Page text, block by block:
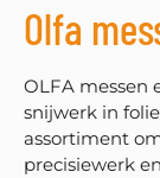
Olfa
OLFA messen
snijwerk in
assortiment
precisiewerk